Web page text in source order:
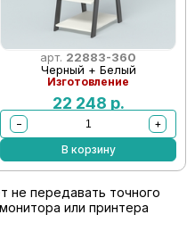
арт. 22883-360
Черный + Белый
Изготовление
22 248 р.
−
+
В корзину
не передавать точного
или принтера